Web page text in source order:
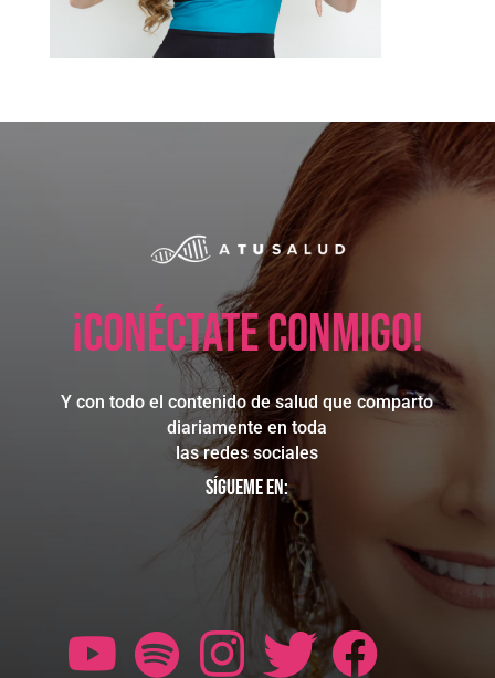
¡Conéctate conmigo!
Y con todo el contenido de salud que comparto
diariamente en toda
las redes sociales
Sígueme en: